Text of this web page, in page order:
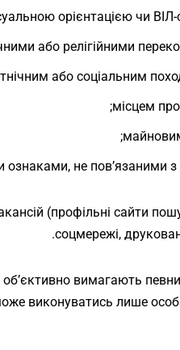
орієнтацією чи ВІЛ-
або релігійними
або соціальним
місцем
ознаками, не пов’язаними
(профільні сайти
соцмережі,
вимагають
виконуватись лише